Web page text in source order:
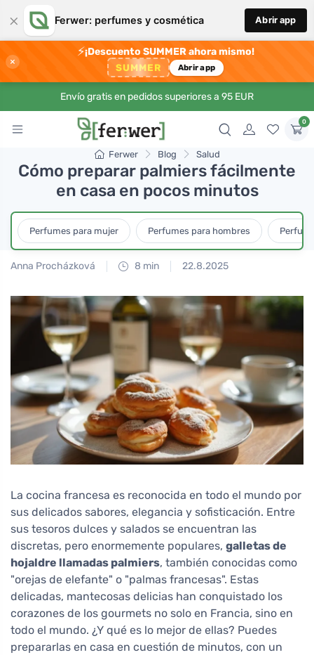
× Ferwer: perfumes y cosmética Abrir app
×
⚡¡Descuento SUMMER ahora mismo!
SUMMER Abrir app
Envío gratis en pedidos superiores a 95 EUR
0
Ferwer Blog Salud
Cómo preparar palmiers fácilmente
en casa en pocos minutos
Perfumes para mujer Perfumes para hombres
Anna Procházková 8 min 22.8.2025
La cocina francesa es reconocida en todo el mundo por
sus delicados sabores, elegancia y sofisticación. Entre
sus tesoros dulces y salados se encuentran las
discretas, pero enormemente populares, galletas de
hojaldre llamadas palmiers, también conocidas como
"orejas de elefante" o "palmas francesas". Estas
delicadas, mantecosas delicias han conquistado los
corazones de los gourmets no solo en Francia, sino en
todo el mundo. ¿Y qué es lo mejor de ellas? Puedes
prepararlas en casa en cuestión de minutos, con un